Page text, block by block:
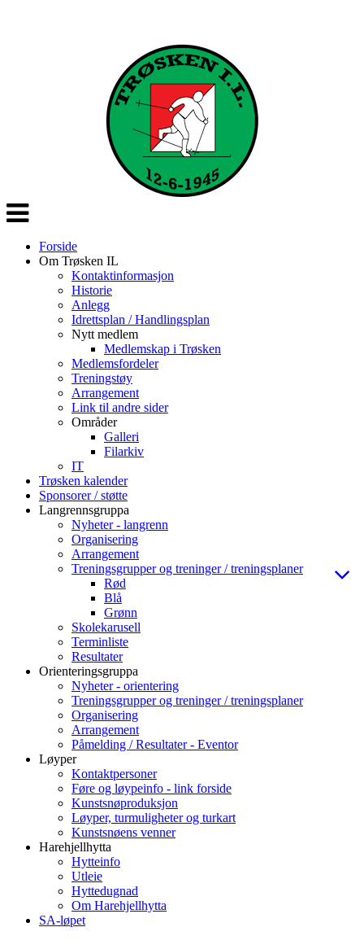
Veksle
navigasjon
Forside
Om Trøsken IL
Kontaktinformasjon
Historie
Anlegg
Idrettsplan / Handlingsplan
Nytt medlem
Medlemskap i Trøsken
Medlemsfordeler
Treningstøy
Arrangement
Link til andre sider
Områder
Galleri
Filarkiv
IT
Trøsken kalender
Sponsorer / støtte
Langrennsgruppa
Nyheter - langrenn
Organisering
Arrangement
Treningsgrupper og treninger / treningsplaner
Rød
Blå
Grønn
Skolekarusell
Terminliste
Resultater
Orienteringsgruppa
Nyheter - orientering
Treningsgrupper og treninger / treningsplaner
Organisering
Arrangement
Påmelding / Resultater - Eventor
Løyper
Kontaktpersoner
Føre og løypeinfo - link forside
Kunstsnøproduksjon
Løyper, turmuligheter og turkart
Kunstsnøens venner
Harehjellhytta
Hytteinfo
Utleie
Hyttedugnad
Om Harehjellhytta
SA-løpet